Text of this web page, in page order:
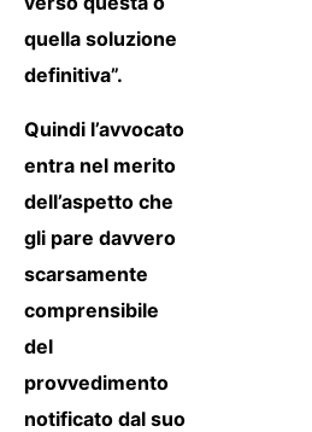
quella soluzione
definitiva”.
Quindi l’avvocato
entra nel merito
dell’aspetto che
gli pare davvero
scarsamente
comprensibile
del
provvedimento
notificato dal suo